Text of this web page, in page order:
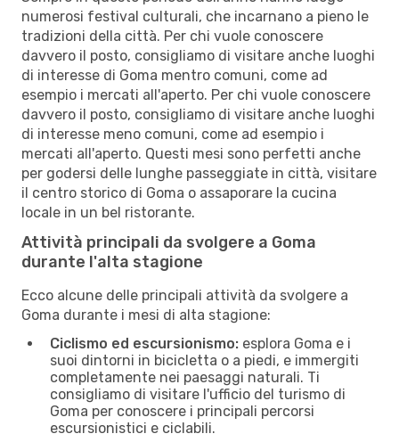
numerosi festival culturali, che incarnano a pieno le
tradizioni della città. Per chi vuole conoscere
davvero il posto, consigliamo di visitare anche luoghi
di interesse di Goma mentro comuni, come ad
esempio i mercati all'aperto. Per chi vuole conoscere
davvero il posto, consigliamo di visitare anche luoghi
di interesse meno comuni, come ad esempio i
mercati all'aperto. Questi mesi sono perfetti anche
per godersi delle lunghe passeggiate in città, visitare
il centro storico di Goma o assaporare la cucina
locale in un bel ristorante.
Attività principali da svolgere a Goma
durante l'alta stagione
Ecco alcune delle principali attività da svolgere a
Goma durante i mesi di alta stagione:
Ciclismo ed escursionismo: esplora Goma e i
suoi dintorni in bicicletta o a piedi, e immergiti
completamente nei paesaggi naturali. Ti
consigliamo di visitare l'ufficio del turismo di
Goma per conoscere i principali percorsi
escursionistici e ciclabili.